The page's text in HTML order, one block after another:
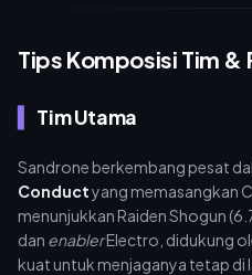
Tips Komposisi Tim &
Tim Utama
Sandrone berkembang pesat
Conductyang memasangkan
menunjukkan Raiden Shogun
dan enablerElectro, didukung
kuat untuk menjaganya tetap di